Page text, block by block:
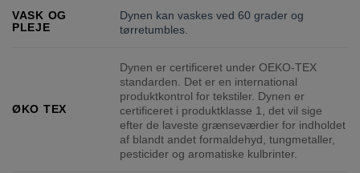
VASK OG
PLEJE
Dynen kan vaskes ved 60 grader og
tørretumbles.
ØKO TEX
Dynen er certificeret under OEKO-TEX
standarden. Det er en international
produktkontrol for tekstiler. Dynen er
certificeret i produktklasse 1, det vil sige
efter de laveste grænseværdier for indholdet
af blandt andet formaldehyd, tungmetaller,
pesticider og aromatiske kulbrinter.